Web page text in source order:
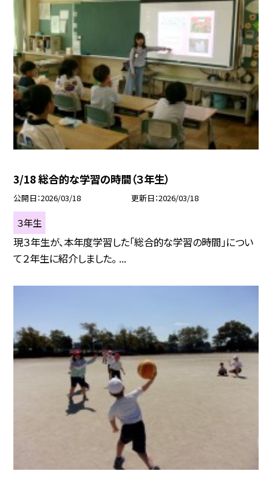
3/18 総合的な学習の時間（３年生）
公開日 2026/03/18 更新日 2026/03/18
３年生
現３年生が、本年度学習した「総合的な学習の時間」につい
て２年生に紹介しました。 ...